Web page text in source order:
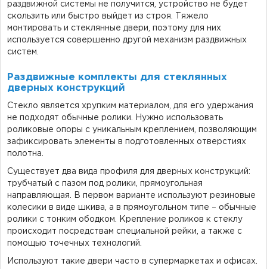
раздвижной системы не получится, устройство не будет
скользить или быстро выйдет из строя. Тяжело
монтировать и стеклянные двери, поэтому для них
используется совершенно другой механизм раздвижных
систем.
Раздвижные комплекты для стеклянных
дверных конструкций
Стекло является хрупким материалом, для его удержания
не подходят обычные ролики. Нужно использовать
роликовые опоры с уникальным креплением, позволяющим
зафиксировать элементы в подготовленных отверстиях
полотна.
Существует два вида профиля для дверных конструкций:
трубчатый с пазом под ролики, прямоугольная
направляющая. В первом варианте используют резиновые
колесики в виде шкива, а в прямоугольном типе – обычные
ролики с тонким ободком. Крепление роликов к стеклу
происходит посредствам специальной рейки, а также с
помощью точечных технологий.
Используют такие двери часто в супермаркетах и офисах.